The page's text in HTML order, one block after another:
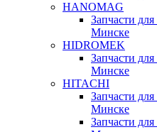
HANOMAG
Запчасти
Минске
HIDROMEK
Запчасти
Минске
HITACHI
Запчасти
Минске
Запчасти